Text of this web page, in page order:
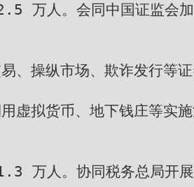
万人。会同中国证监会
、操纵市场、欺诈发行等
虚拟货币、地下钱庄等实
万人。协同税务总局开展